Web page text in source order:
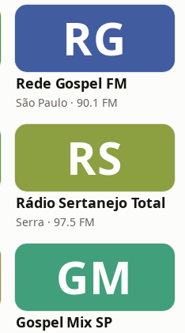
RG
Rede Gospel FM
São Paulo · 90.1 FM
RS
Rádio Sertanejo Total
Serra · 97.5 FM
GM
Gospel Mix SP